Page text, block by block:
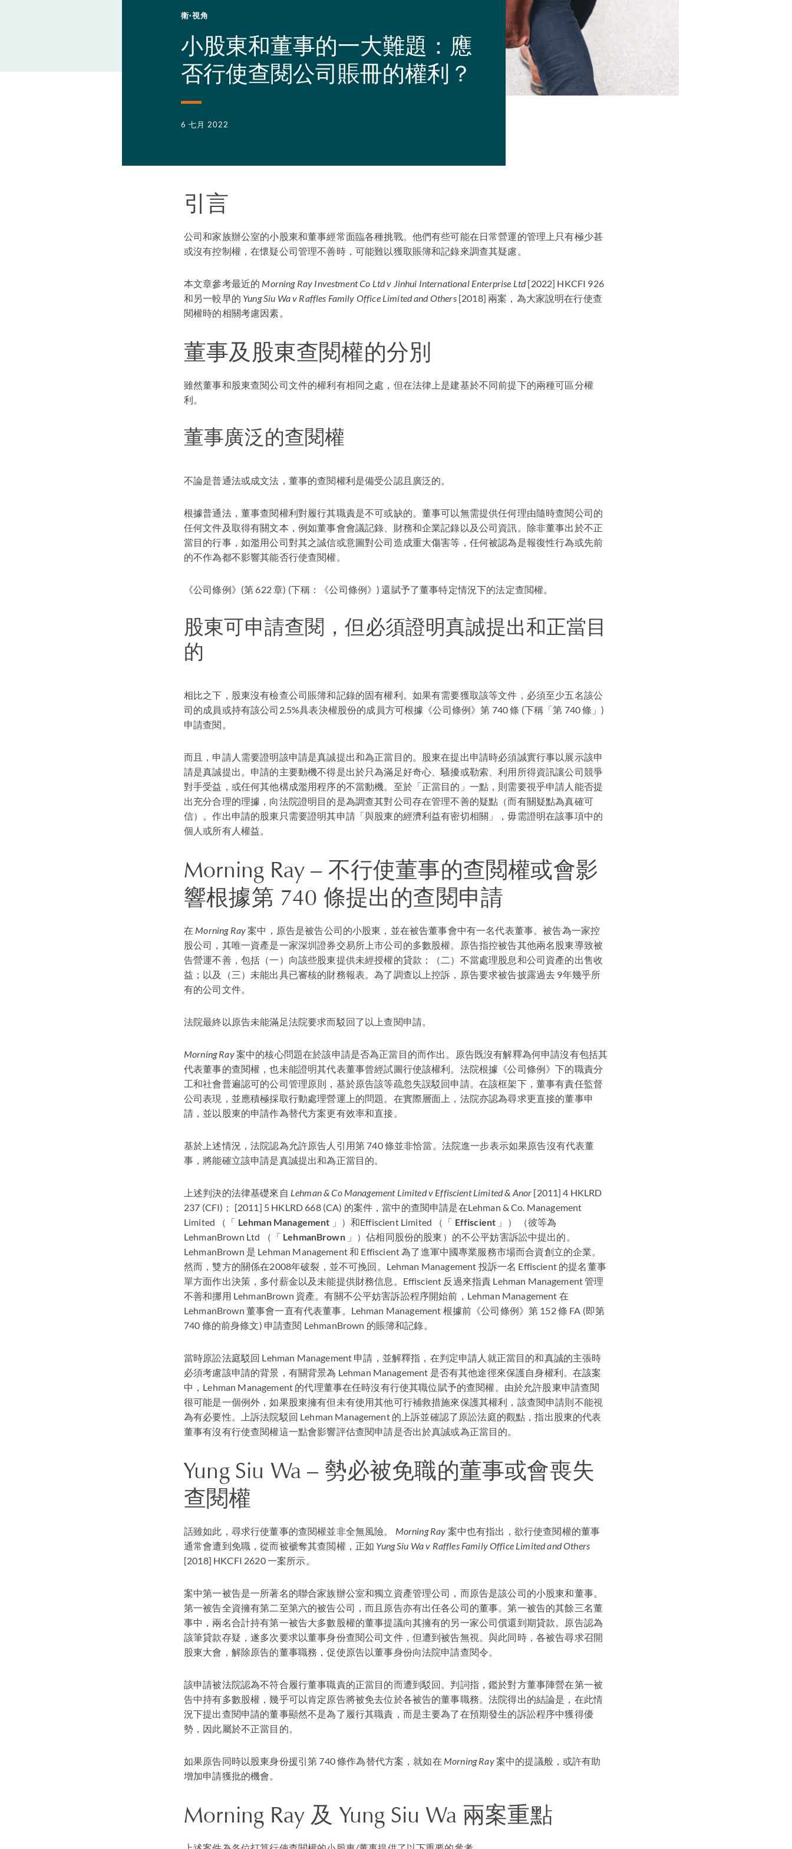
衛·視角
小股東和董事的一大難題：應
否行使查閱公司賬冊的權利？
6 七月 2022
引言
公司和家族辦公室的小股東和董事經常面臨各種挑戰。他們有些可能在日常營運的管理上只有極少甚
或沒有控制權，在懷疑公司管理不善時，可能難以獲取賬簿和記錄來調查其疑慮。
本文章參考最近的 Morning Ray Investment Co Ltd v Jinhui International Enterprise Ltd[2022] HKCFI 926
和另一較早的 Yung Siu Wa v Raffles Family Office Limited and Others[2018] 兩案，為大家說明在行使查
閱權時的相關考慮因素。
董事及股東查閱權的分別
雖然董事和股東查閱公司文件的權利有相同之處，但在法律上是建基於不同前提下的兩種可區分權
利。
董事廣泛的查閱權
不論是普通法或成文法，董事的查閱權利是備受公認且廣泛的。
根據普通法，董事查閱權利對履行其職責是不可或缺的。董事可以無需提供任何理由隨時查閱公司的
任何文件及取得有關文本，例如董事會會議記錄、財務和企業記錄以及公司資訊。除非董事出於不正
當目的行事，如濫用公司對其之誠信或意圖對公司造成重大傷害等，任何被認為是報復性行為或先前
的不作為都不影響其能否行使查閱權。
《公司條例》(第 622 章) (下稱：《公司條例》) 還賦予了董事特定情況下的法定查閲權。
股東可申請查閱，但必須證明真誠提出和正當目
的
相比之下，股東沒有檢查公司賬簿和記錄的固有權利。如果有需要獲取該等文件，必須至少五名該公
司的成員或持有該公司2.5%具表決權股份的成員方可根據《公司條例》第 740 條 (下稱「第 740 條」)
申請查閱。
而且，申請人需要證明該申請是真誠提出和為正當目的。股東在提出申請時必須誠實行事以展示該申
請是真誠提出。申請的主要動機不得是出於只為滿足好奇心、騷擾或勒索、利用所得資訊讓公司競爭
對手受益，或任何其他構成濫用程序的不當動機。至於「正當目的」一點，則需要視乎申請人能否提
出充分合理的理據，向法院證明目的是為調查其對公司存在管理不善的疑點（而有關疑點為真確可
信）。作出申請的股東只需要證明其申請「與股東的經濟利益有密切相關」，毋需證明在該事項中的
個人或所有人權益。
Morning Ray – 不行使董事的查閲權或會影
響根據第 740 條提出的查閱申請
在 Morning Ray案中，原告是被告公司的小股東，並在被告董事會中有一名代表董事。被告為一家控
股公司，其唯一資產是一家深圳證券交易所上市公司的多數股權。原告指控被告其他兩名股東導致被
告營運不善，包括（一）向該些股東提供未經授權的貸款；（二）不當處理股息和公司資產的出售收
益；以及（三）未能出具已審核的財務報表。為了調查以上控訴，原告要求被告披露過去 9年幾乎所
有的公司文件。
法院最終以原告未能滿足法院要求而駁回了以上查閱申請。
Morning Ray案中的核心問題在於該申請是否為正當目的而作出。原告既沒有解釋為何申請沒有包括其
代表董事的查閱權，也未能證明其代表董事曾經試圖行使該權利。法院根據《公司條例》下的職責分
工和社會普遍認可的公司管理原則，基於原告該等疏忽失誤駁回申請。在該框架下，董事有責任監督
公司表現，並應積極採取行動處理營運上的問題。在實際層面上，法院亦認為尋求更直接的董事申
請，並以股東的申請作為替代方案更有效率和直接。
基於上述情況，法院認為允許原告人引用第 740 條並非恰當。法院進一步表示如果原告沒有代表董
事，將能確立該申請是真誠提出和為正當目的。
上述判決的法律基礎來自 Lehman & Co Management Limited v Effiscient Limited & Anor [2011] 4 HKLRD
237 (CFI)； [2011] 5 HKLRD 668 (CA) 的案件，當中的查閱申請是在Lehman & Co. Management
Limited （「 Lehman Management 」）和Effiscient Limited （「 Effiscient 」） （彼等為
LehmanBrown Ltd （「 LehmanBrown」）佔相同股份的股東）的不公平妨害訴訟中提出的。
LehmanBrown 是 Lehman Management 和 Effiscient 為了進軍中國專業服務市場而合資創立的企業。
然而，雙方的關係在2008年破裂，並不可挽回。Lehman Management 投訴一名 Effiscient 的提名董事
單方面作出決策，多付薪金以及未能提供財務信息。Effiscient 反過來指責 Lehman Management 管理
不善和挪用 LehmanBrown 資產。有關不公平妨害訴訟程序開始前，Lehman Management 在
LehmanBrown 董事會一直有代表董事。Lehman Management 根據前《公司條例》第 152 條 FA (即第
740 條的前身條文) 申請查閱 LehmanBrown 的賬簿和記錄。
當時原訟法庭駁回 Lehman Management 申請，並解釋指，在判定申請人就正當目的和真誠的主張時
必須考慮該申請的背景，有關背景為 Lehman Management 是否有其他途徑來保護自身權利。在該案
中，Lehman Management 的代理董事在任時沒有行使其職位賦予的查閱權。由於允許股東申請查閱
很可能是一個例外，如果股東擁有但未有使用其他可行補救措施來保護其權利，該查閱申請則不能視
為有必要性。上訴法院駁回 Lehman Management 的上訴並確認了原訟法庭的觀點，指出股東的代表
董事有沒有行使查閱權這一點會影響評估查閱申請是否出於真誠或為正當目的。
Yung Siu Wa – 勢必被免職的董事或會喪失
查閱權
話雖如此，尋求行使董事的查閱權並非全無風險。 Morning Ray 案中也有指出，欲行使查閱權的董事
通常會遭到免職，從而被褫奪其查閲權，正如 Yung Siu Wa v Raffles Family Office Limited and Others
[2018] HKCFI 2620 一案所示。
案中第一被告是一所著名的聯合家族辦公室和獨立資產管理公司，而原告是該公司的小股東和董事。
第一被告全資擁有第二至第六的被告公司，而且原告亦有出任各公司的董事。第一被告的其餘三名董
事中，兩名合計持有第一被告大多數股權的董事提議向其擁有的另一家公司償還到期貸款。原告認為
該筆貸款存疑，遂多次要求以董事身份查閱公司文件，但遭到被告無視。與此同時，各被告尋求召開
股東大會，解除原告的董事職務，促使原告以董事身份向法院申請查閱令。
該申請被法院認為不符合履行董事職責的正當目的而遭到駁回。判詞指，鑑於對方董事陣營在第一被
告中持有多數股權，幾乎可以肯定原告將被免去位於各被告的董事職務。法院得出的結論是，在此情
況下提出查閱申請的董事顯然不是為了履行其職責，而是主要為了在預期發生的訴訟程序中獲得優
勢，因此屬於不正當目的。
如果原告同時以股東身份援引第 740 條作為替代方案，就如在 Morning Ray案中的提議般，或許有助
增加申請獲批的機會。
Morning Ray 及 Yung Siu Wa兩案重點